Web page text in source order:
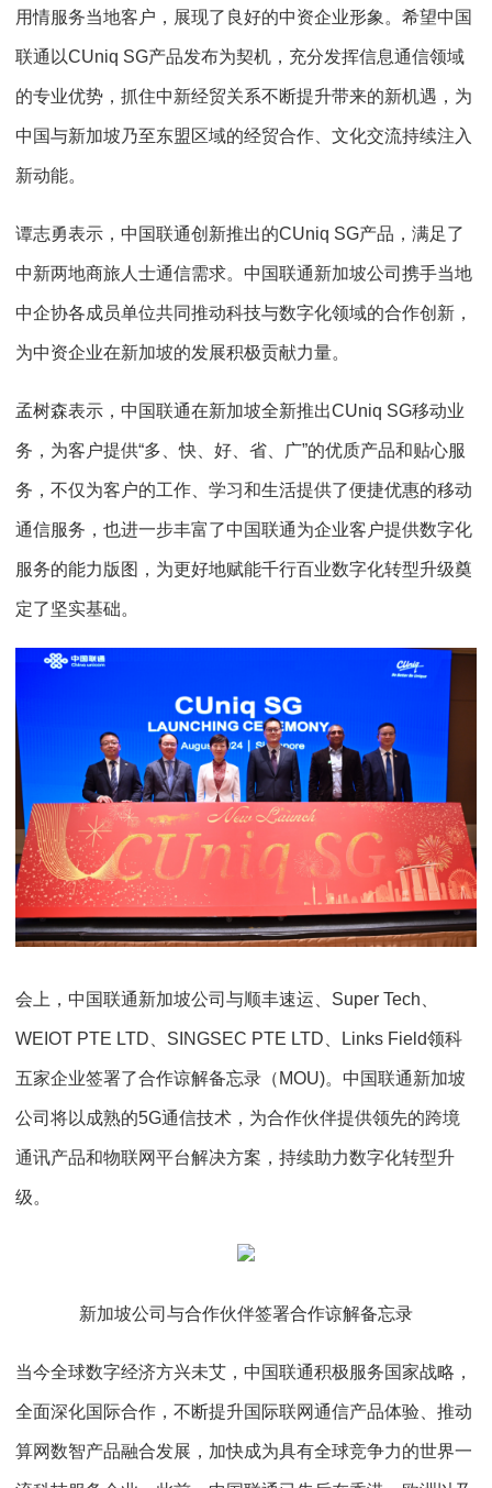
用情服务当地客户，展现了良好的中资企业形象。希望中国
联通以CUniq SG产品发布为契机，充分发挥信息通信领域
的专业优势，抓住中新经贸关系不断提升带来的新机遇，为
中国与新加坡乃至东盟区域的经贸合作、文化交流持续注入
新动能。
谭志勇表示，中国联通创新推出的CUniq SG产品，满足了
中新两地商旅人士通信需求。中国联通新加坡公司携手当地
中企协各成员单位共同推动科技与数字化领域的合作创新，
为中资企业在新加坡的发展积极贡献力量。
孟树森表示，中国联通在新加坡全新推出CUniq SG移动业
务，为客户提供“多、快、好、省、广”的优质产品和贴心服
务，不仅为客户的工作、学习和生活提供了便捷优惠的移动
通信服务，也进一步丰富了中国联通为企业客户提供数字化
服务的能力版图，为更好地赋能千行百业数字化转型升级奠
定了坚实基础。
会上，中国联通新加坡公司与顺丰速运、Super Tech、
WEIOT PTE LTD、SINGSEC PTE LTD、Links Field领科
五家企业签署了合作谅解备忘录（MOU)。中国联通新加坡
公司将以成熟的5G通信技术，为合作伙伴提供领先的跨境
通讯产品和物联网平台解决方案，持续助力数字化转型升
级。
新加坡公司与合作伙伴签署合作谅解备忘录
当今全球数字经济方兴未艾，中国联通积极服务国家战略，
全面深化国际合作，不断提升国际联网通信产品体验、推动
算网数智产品融合发展，加快成为具有全球竞争力的世界一